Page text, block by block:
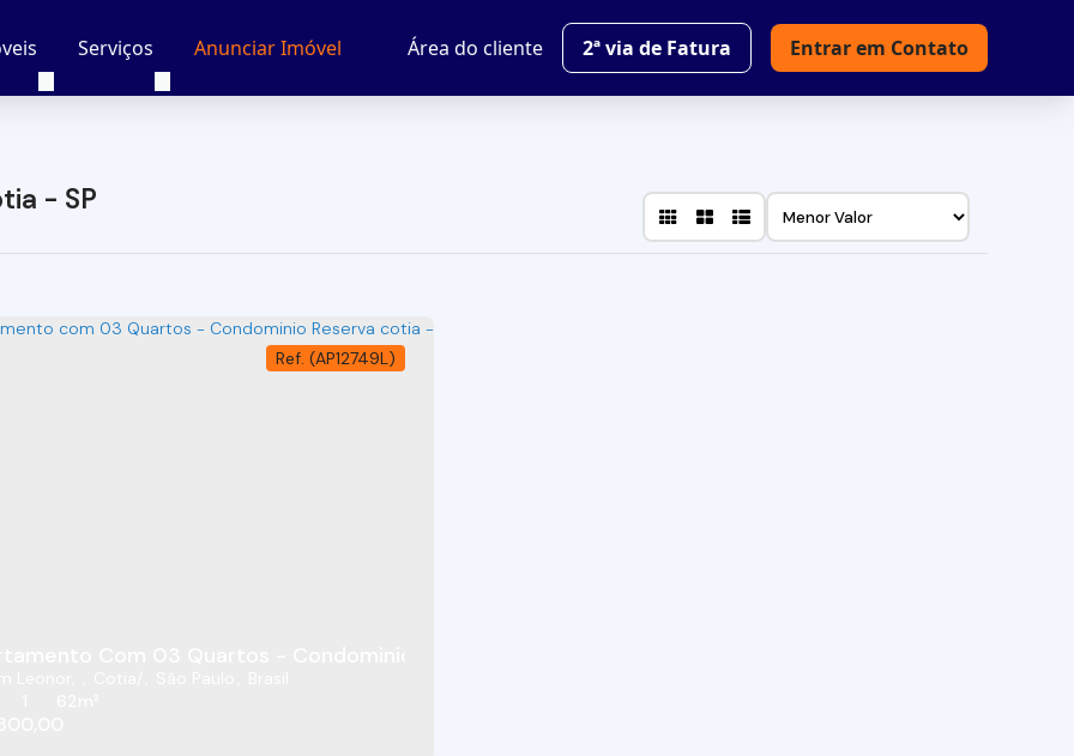
Entrar em Contato
2ª via de Fatura
Área do cliente
Anunciar Imóvel
Serviços
- SP
(AP12749L)